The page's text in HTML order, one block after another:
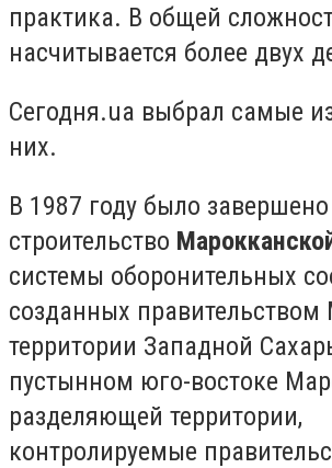
практика. В общей
насчитывается более двух
Сегодня.ua выбрал самые
них.
В 1987 году было завершено
строительство
системы оборонительных
созданных
территории Западной
пустынном юго-востоке
разделяющей территории,
контролируемые